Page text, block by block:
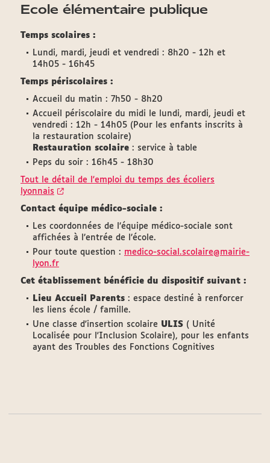
Ecole élémentaire publique
Temps scolaires :
Lundi, mardi, jeudi et vendredi : 8h20 - 12h et
14h05 - 16h45
Temps périscolaires :
Accueil du matin : 7h50 - 8h20
Accueil périscolaire du midi le lundi, mardi, jeudi et
vendredi : 12h - 14h05 (Pour les enfants inscrits à
la restauration scolaire)
Restauration scolaire : service à table
Peps du soir : 16h45 - 18h30
Tout le détail de l'emploi du temps des écoliers
lyonnais
Contact équipe médico-sociale :
Les coordonnées de l’équipe médico-sociale sont
affichées à l’entrée de l’école.
Pour toute question : medico-social.scolaire@mairie-
lyon.fr
Cet établissement bénéficie du dispositif suivant :
Lieu Accueil Parents : espace destiné à renforcer
les liens école / famille.
Une classe d'insertion scolaire ULIS ( Unité
Localisée pour l'Inclusion Scolaire), pour les enfants
ayant des Troubles des Fonctions Cognitives